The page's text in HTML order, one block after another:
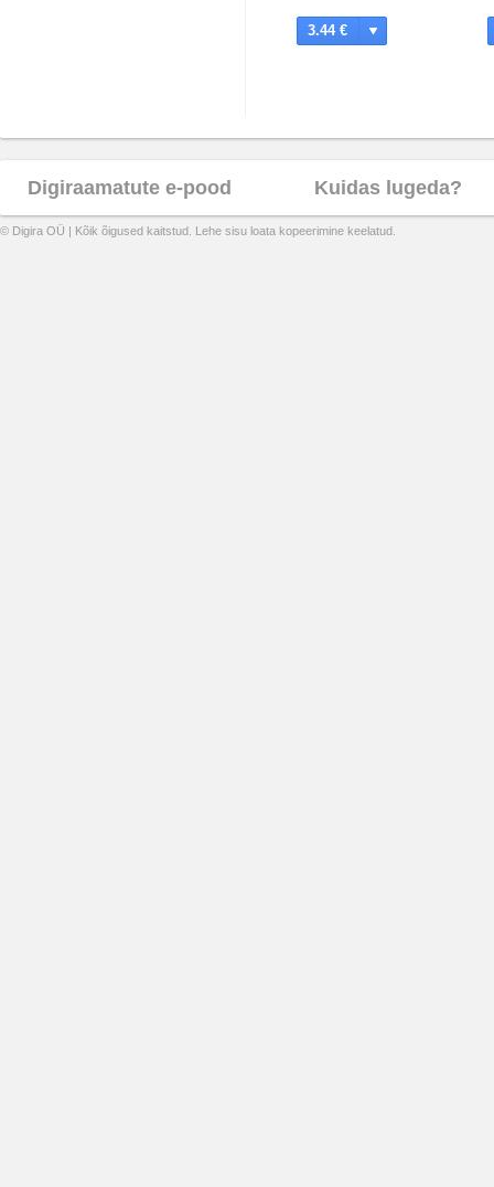
3.44 €
Digiraamatute e-pood Kuidas lugeda?
© Digira OÜ | Kõik õigused kaitstud. Lehe sisu loata kopeerimine keelatud.